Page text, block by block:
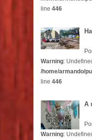
line 446
Warning:
/home/armando/
line 446
A
Warning: